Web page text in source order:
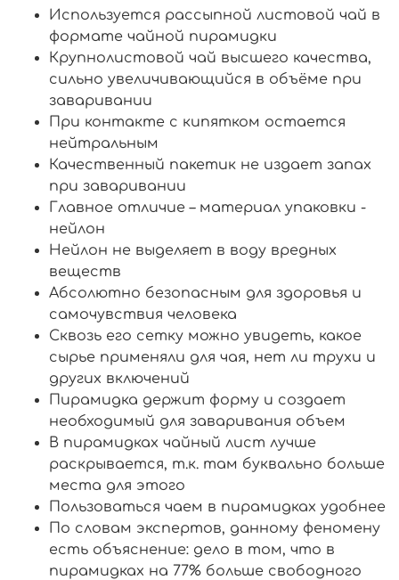
Используется рассыпной листовой чай в
формате чайной пирамидки
Крупнолистовой чай высшего качества,
сильно увеличивающийся в объёме при
заваривании
При контакте с кипятком остается
нейтральным
Качественный пакетик не издает запах
при заваривании
Главное отличие – материал упаковки -
нейлон
Нейлон не выделяет в воду вредных
веществ
Абсолютно безопасным для здоровья и
самочувствия человека
Сквозь его сетку можно увидеть, какое
сырье применяли для чая, нет ли трухи и
других включений
Пирамидка держит форму и создает
необходимый для заваривания объем
В пирамидках чайный лист лучше
раскрывается, т.к. там буквально больше
места для этого
Пользоваться чаем в пирамидках удобнее
По словам экспертов, данному феномену
есть объяснение: дело в том, что в
пирамидках на 77% больше свободного